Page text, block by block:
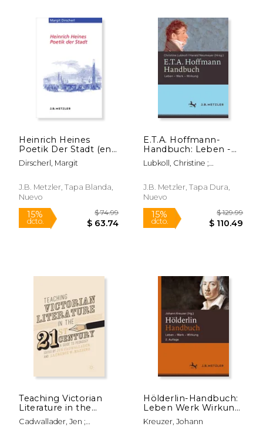
Heinrich Heines
Poetik Der Stadt (en
Alemán)
Dirscherl, Margit
J.B. Metzler, Tapa Blanda,
Nuevo
E.T.A. Hoffmann-
Handbuch: Leben -
Werk - Wirkung (en
Alemán)
Lubkoll, Christine ;
J.B. Metzler, Tapa Dura,
Nuevo
Teaching Victorian
Literature in the
Twenty-First Century:
A Guide to Pedagogy
Cadwallader, Jen ;
Hölderlin-Handbuch:
Leben Werk Wirkung
(en Alemán)
Kreuzer, Johann